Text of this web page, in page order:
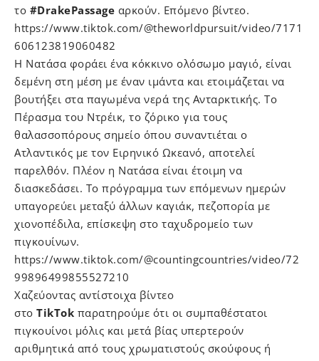
το #DrakePassage αρκούν. Επόμενο βίντεο.
https://www.tiktok.com/@theworldpursuit/video/7171
606123819060482
Η Νατάσα φοράει ένα κόκκινο ολόσωμο μαγιό, είναι
δεμένη στη μέση με έναν ιμάντα και ετοιμάζεται να
βουτήξει στα παγωμένα νερά της Ανταρκτικής. Το
Πέρασμα του Ντρέικ, το ζόρικο για τους
θαλασσοπόρους σημείο όπου συναντιέται ο
Ατλαντικός με τον Ειρηνικό Ωκεανό, αποτελεί
παρελθόν. Πλέον η Νατάσα είναι έτοιμη να
διασκεδάσει. Το πρόγραμμα των επόμενων ημερών
υπαγορεύει μεταξύ άλλων καγιάκ, πεζοπορία με
χιονοπέδιλα, επίσκεψη στο ταχυδρομείο των
πιγκουίνων.
https://www.tiktok.com/@countingcountries/video/72
99896499855527210
Χαζεύοντας αντίστοιχα βίντεο
στο TikTok παρατηρούμε ότι οι συμπαθέστατοι
πιγκουίνοι μόλις και μετά βίας υπερτερούν
αριθμητικά από τους χρωματιστούς σκούφους ή